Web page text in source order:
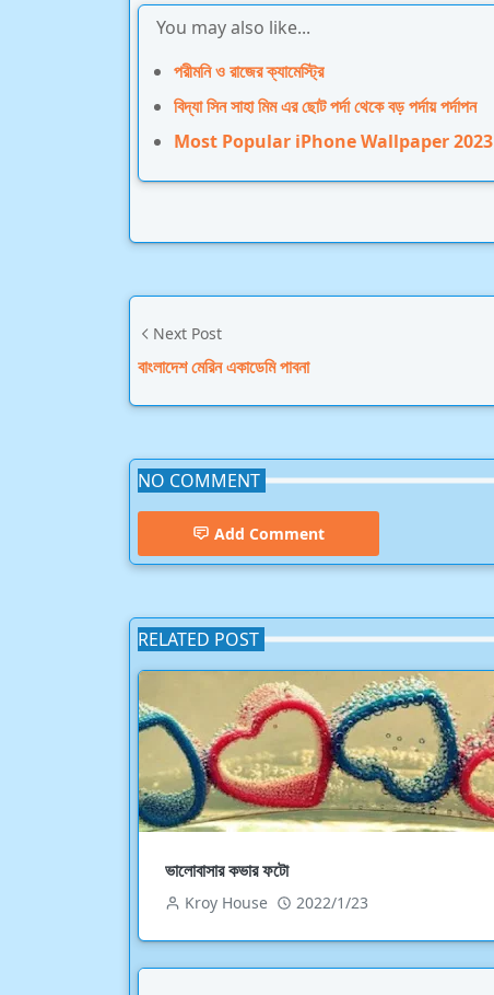
You may also like...
পরীমনি ও রাজের ক্যামেস্ট্রি
বিদ্যা সিন সাহা মিম এর ছোট পর্দা থেকে বড় পর্দায় পর্দাপন
Most Popular iPhone Wallpaper 2023
Next Post
বাংলাদেশ মেরিন একাডেমি পাবনা
NO COMMENT
Add Comment
RELATED POST
ভালোবাসার কভার ফটো
Kroy House 2022/1/23